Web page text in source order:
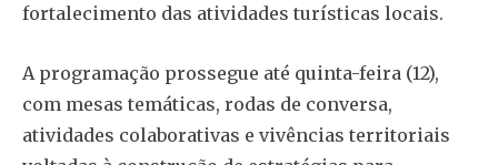
fortalecimento das atividades turísticas locais.
A programação prossegue até quinta-feira (12),
com mesas temáticas, rodas de conversa,
atividades colaborativas e vivências territoriais